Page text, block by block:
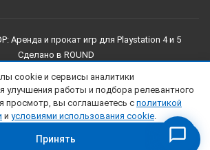
Аренда и прокат игр для Playstation 4 и 5
Сделано в ROUND
cookie и сервисы аналитики
улучшения работы и подбора релевантного
просмотр, вы соглашаетесь с политикой
и условиями использования cookie.
Принять